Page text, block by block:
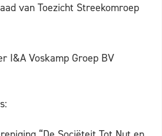
van Toezicht Streekomroep
I&A Voskamp Groep BV